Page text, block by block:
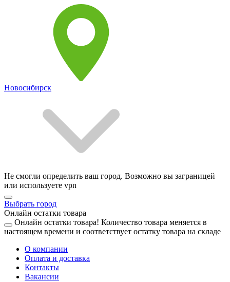
Новосибирск
Не смогли определить ваш город. Возможно вы заграницей
или используете vpn
Выбрать город
Онлайн остатки товара
Онлайн остатки товара! Количество товара меняется в
настоящем времени и соответствует остатку товара на складе
О компании
Оплата и доставка
Контакты
Вакансии